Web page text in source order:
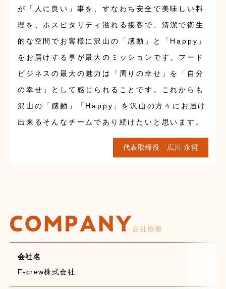
が「人に良い」事を、すなわち安全で美味しい料
理を、ホスピタリティ溢れる接客で、清潔で衛生
的な空間でお客様に沢山の「感動」と「Happy」
をお届けする事が最大のミッションです。フード
ビジネスの最大の魅力は「周りの幸せ」を「自分
の幸せ」として感じられることです。これからも
沢山の「感動」「Happy」を沢山の方々にお届け
出来るそんなチームであり続けたいと思います。
代表取締役 広川 永哲
会社名
F-crew株式会社